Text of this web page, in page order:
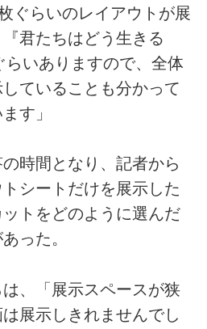
ぐらいのレイアウトが展
君たちはどう生きる
らいありますので、全体
ていることも分かって
す」
時間となり、記者から
シートだけを展示した
トをどのように選んだ
った。
、「展示スペースが狭
展示しきれませんでし